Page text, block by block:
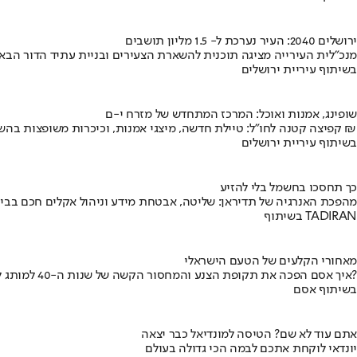
ירושלים 2040: העיר נערכת ל- 1.5 מליון תושבים
מנכ"לית העירייה מציגה תוכנית להשארת הצעירים ובניית עתיד הדור
בשיתוף עיריית ירושלים
שופינג, אמנות ואוכל: המרכז המתחדש של מזרח י-ם
קפיצה קטנה לחו"ל: טיילת חדשה, מיצגי אמנות, וכיכרות משופצות בהשקעה של 100 מיליון ₪
בשיתוף עיריית ירושלים
כך תחסכו בחשמל בלי להזיע
מהפכת האנרגיה של תדיראן: שליטה, אבטחת מידע וניהול אקלים חכם
בשיתוף TADIRAN
מאחורי הקלעים של הטעם הישראלי
איך אסם הפכה את תקופת הצנע והמחסור הקשה של שנות ה-40 למותג לאומי?
בשיתוף אסם
אתם עוד לא שם? הטיסה למונדיאל כבר יצאה
יונדאי לוקחת אתכם לבמה הכי גדולה בעולם